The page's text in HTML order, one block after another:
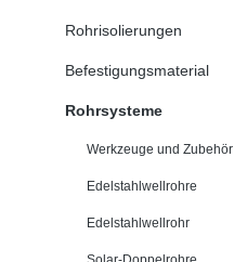
Rohrisolierungen
Befestigungsmaterial
Rohrsysteme
Werkzeuge und Zubehör
Edelstahlwellrohre
Edelstahlwellrohr